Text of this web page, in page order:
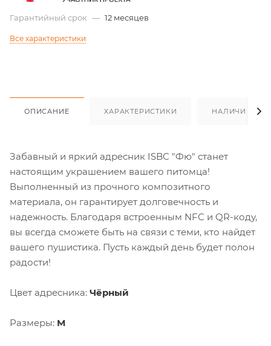
Гарантийный срок — 12 месяцев
Все характеристики
ОПИСАНИЕ ХАРАКТЕРИСТИКИ НАЛИЧИЕ
Забавный и яркий адресник ISBC "Фю" станет
настоящим украшением вашего питомца!
Выполненный из прочного композитного
материала, он гарантирует долговечность и
надежность. Благодаря встроенным NFC и QR-коду,
вы всегда сможете быть на связи с теми, кто найдет
вашего пушистика. Пусть каждый день будет полон
радости!
Цвет адресника: Чёрный
Размеры: М